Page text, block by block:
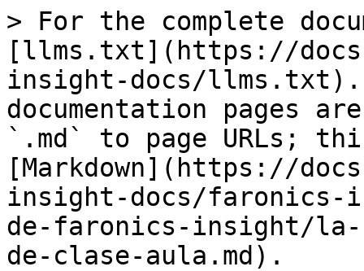
> For the complete
[llms.txt](https://
insight-docs/llms.txt).
documentation pages
`.md` to page URLs;
[Markdown](https://
insight-docs/
de-faronics-insight/
de-clase-aula.md).